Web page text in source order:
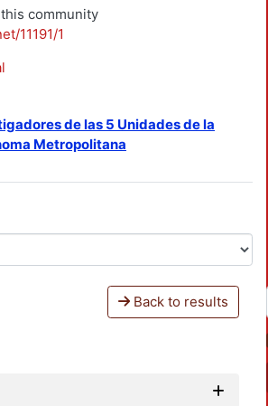
community
11191/1
de las 5 Unidades de la
Metropolitana
Back to results